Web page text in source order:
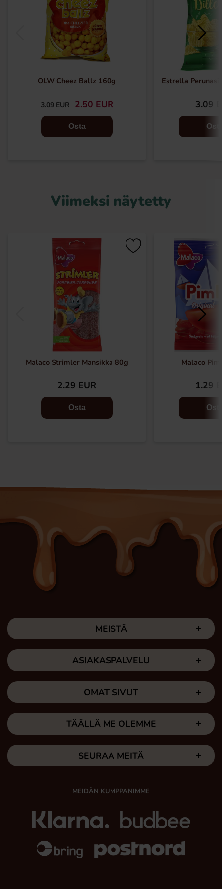
OLW Cheez Ballz 160g
3.09 EUR 2.50 EUR
Osta
Estrella
3.09
Viimeksi näytetty
Malaco Strimler Mansikka 80g
2.29 EUR
Osta
Malaco
1.29
MEISTÄ
ASIAKASPALVELU
OMAT SIVUT
TÄÄLLÄ ME OLEMME
SEURAA MEITÄ
MEIDÄN KUMPPANIMME